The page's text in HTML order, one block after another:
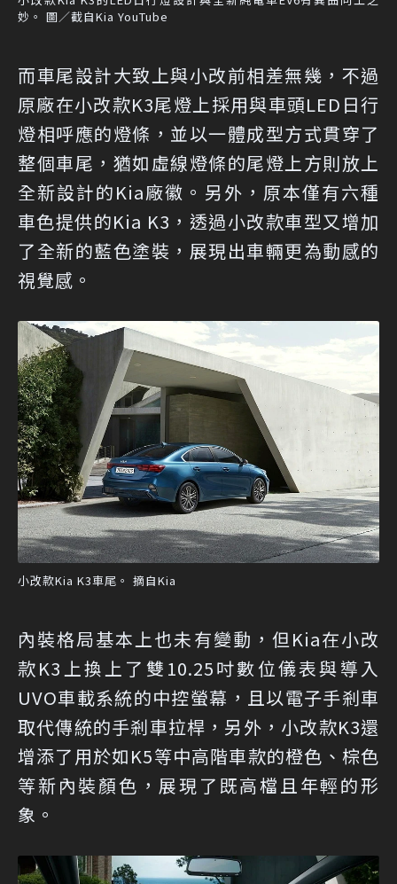
妙。 圖／截自Kia YouTube
而車尾設計大致上與小改前相差無幾，不過
原廠在小改款K3尾燈上採用與車頭LED日行
燈相呼應的燈條，並以一體成型方式貫穿了
整個車尾，猶如虛線燈條的尾燈上方則放上
全新設計的Kia廠徽。另外，原本僅有六種
車色提供的Kia K3，透過小改款車型又增加
了全新的藍色塗裝，展現出車輛更為動感的
視覺感。
小改款Kia K3車尾。 摘自Kia
內裝格局基本上也未有變動，但Kia在小改
款K3上換上了雙10.25吋數位儀表與導入
UVO車載系統的中控螢幕，且以電子手剎車
取代傳統的手剎車拉桿，另外，小改款K3還
增添了用於如K5等中高階車款的橙色、棕色
等新內裝顏色，展現了既高檔且年輕的形
象。